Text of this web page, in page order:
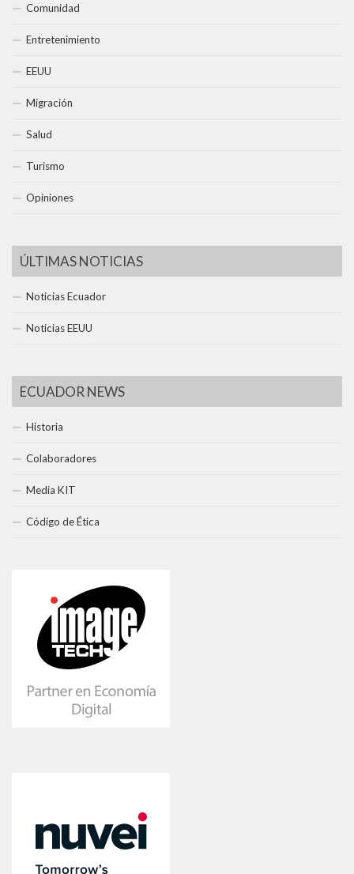
Comunidad
Entretenimiento
EEUU
Migración
Salud
Turismo
Opiniones
ÚLTIMAS NOTICIAS
Noticias Ecuador
Noticias EEUU
ECUADOR NEWS
Historia
Colaboradores
Media KIT
Código de Ética